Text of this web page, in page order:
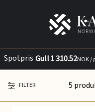
Spotpris Gull1 310.52NOK /
FILTER 5